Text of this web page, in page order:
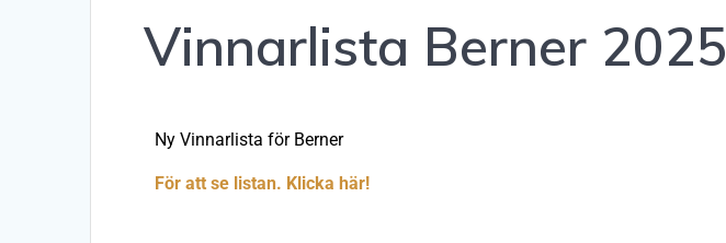
Vinnarlista Berner 2025
Ny Vinnarlista för Berner
För att se listan. Klicka här!